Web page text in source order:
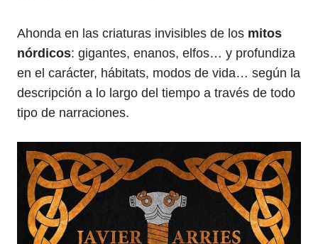
Ahonda en las criaturas invisibles de los mitos
nórdicos: gigantes, enanos, elfos… y profundiza
en el carácter, hábitats, modos de vida… según la
descripción a lo largo del tiempo a través de todo
tipo de narraciones.